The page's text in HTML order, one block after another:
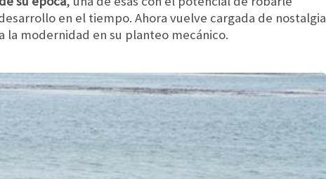
en el tiempo. Ahora vuelve cargada de nostalgia
modernidad en su planteo mecánico.